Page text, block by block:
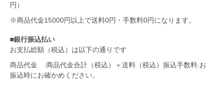
円）
※商品代金15000円以上で送料0円・手数料0円になります。
■銀行振込払い
お支払総額（税込）は以下の通りです
商品代金 :商品代金合計（税込）＋送料（税込）振込手数料:お
振込時にお確かめください。